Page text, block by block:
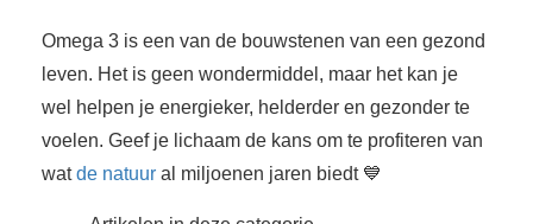
Omega 3 is een van de bouwstenen van een gezond
leven. Het is geen wondermiddel, maar het kan je
wel helpen je energieker, helderder en gezonder te
voelen. Geef je lichaam de kans om te profiteren van
watde natuur al miljoenen jaren biedt 💙